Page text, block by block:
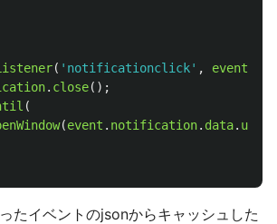
( ' notificationclick' , event
. close();
(
(event . notification. data. url
たイベントのjsonからキャッシュした